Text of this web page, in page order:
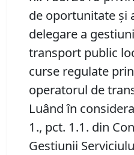
de oportunitate şi
delegare a
transport public
curse regulate
operatorul de
Luând în
1., pct. 1.1. din
Gestiunii